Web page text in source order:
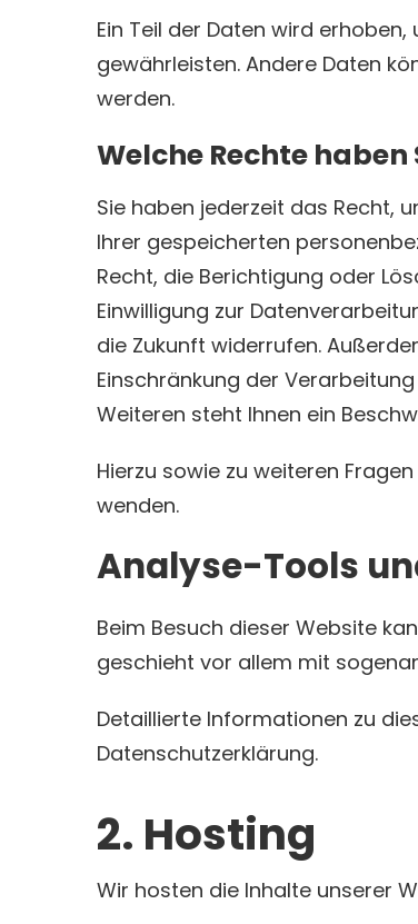
Ein Teil der Daten wird
gewährleisten. Andere Daten
werden.
Welche Rechte
Sie haben jederzeit das Recht,
Ihrer gespeicherten
Recht, die Berichtigung oder
Einwilligung zur
die Zukunft widerrufen.
Einschränkung der
Weiteren steht Ihnen ein
Hierzu sowie zu weiteren
wenden.
Analyse-Tools
Beim Besuch dieser Website
geschieht vor allem mit
Detaillierte Informationen zu
Datenschutzerklärung.
2. Hosting
Wir hosten die Inhalte unserer